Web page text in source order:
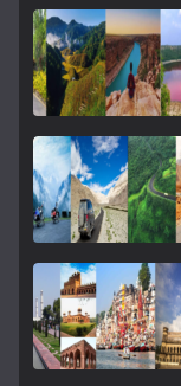
c
e
b
o
o
k
itt
er l